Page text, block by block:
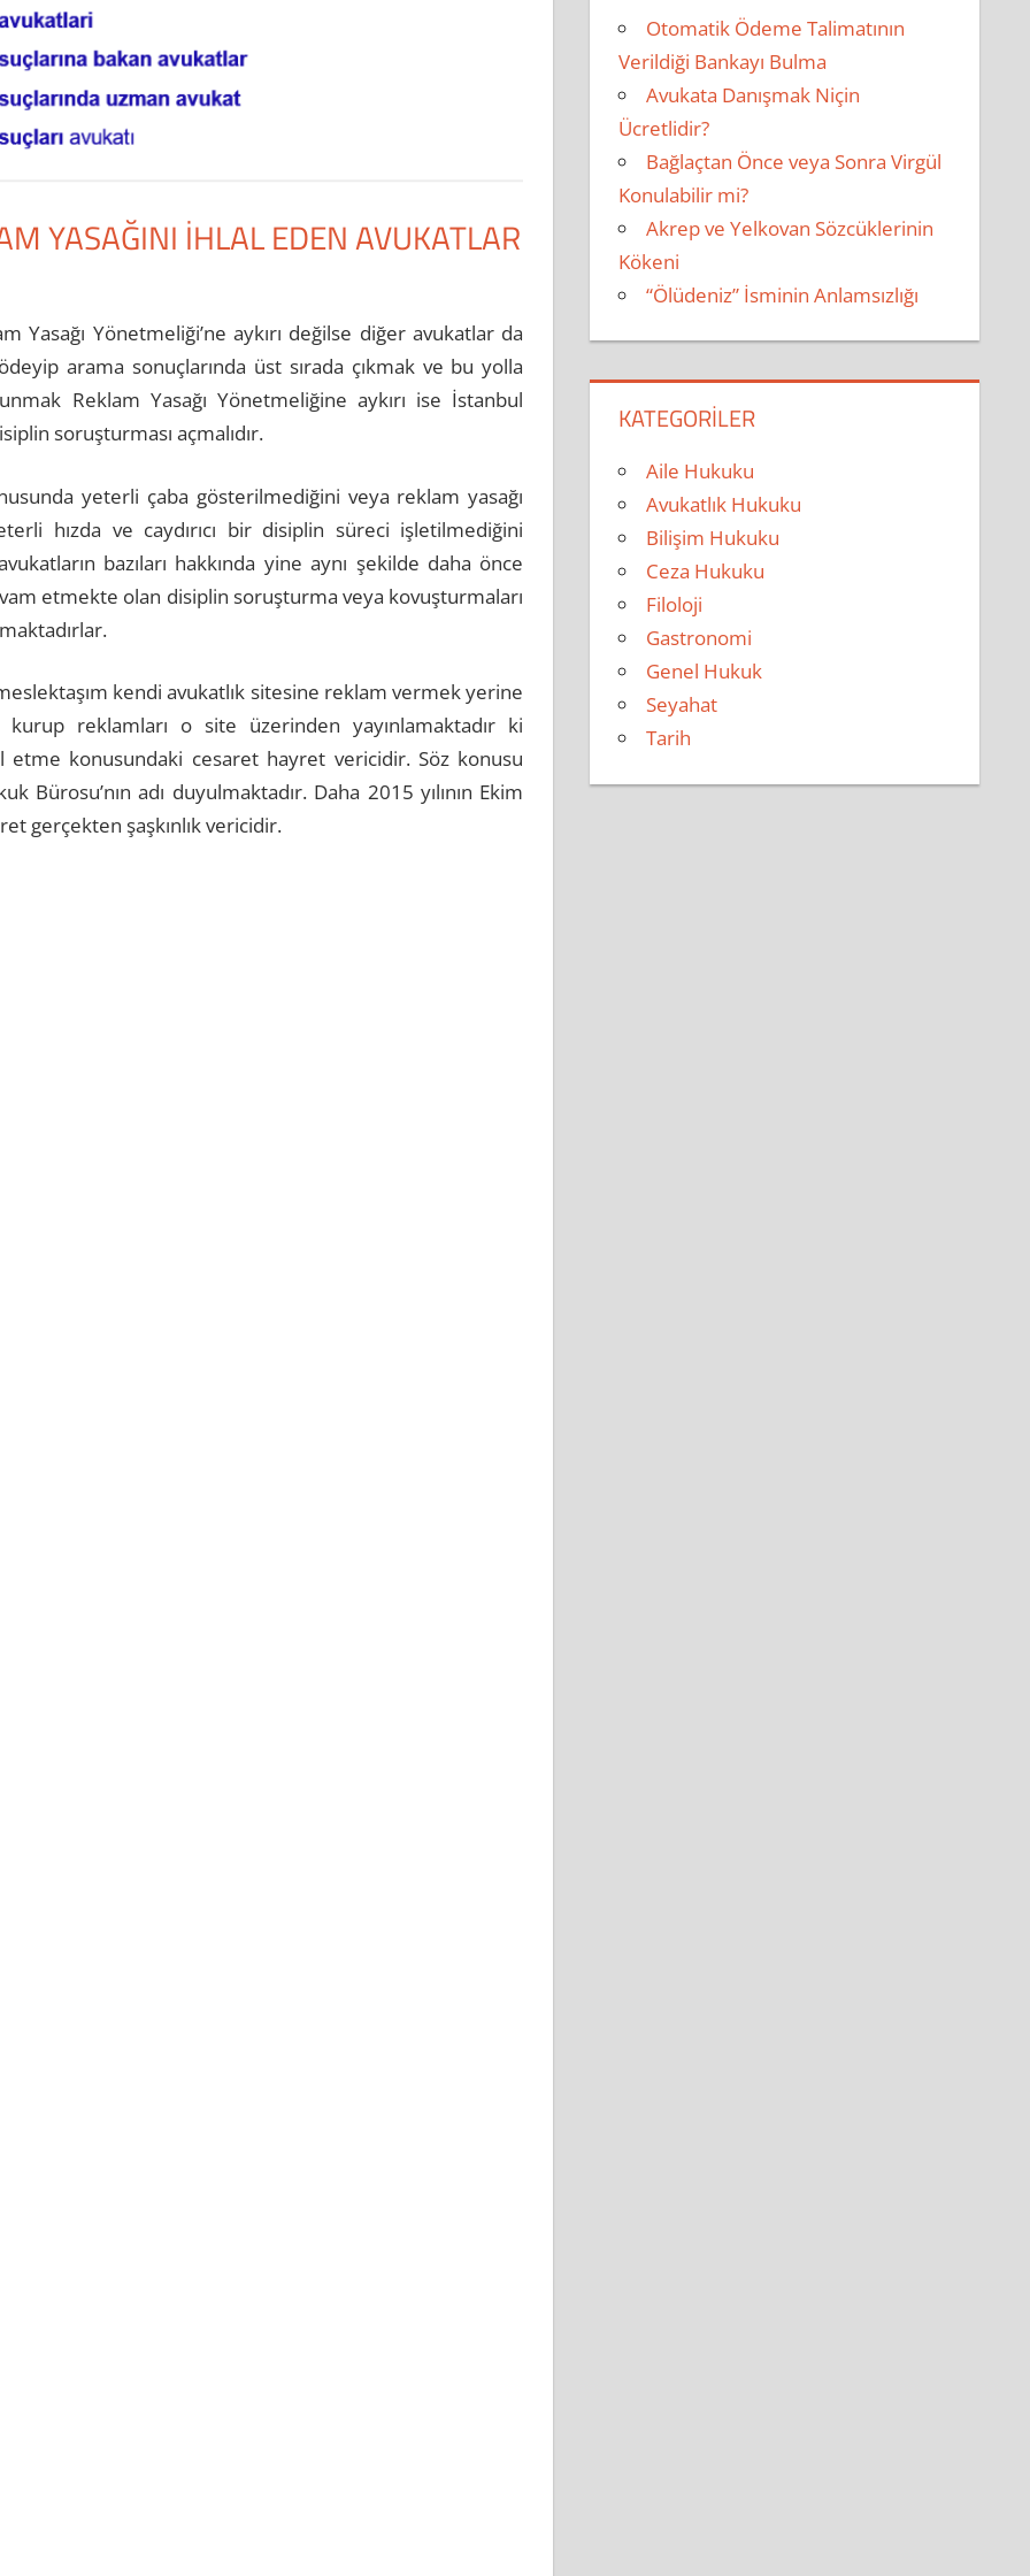
YASAĞINI İHLAL EDEN AVUKATLAR
Yönetmeliği’ne aykırı değilse diğer avukatlar da
arama sonuçlarında üst sırada çıkmak ve bu yolla
Reklam Yasağı Yönetmeliğine aykırı ise İstanbul
soruşturması açmalıdır.
yeterli çaba gösterilmediğini veya reklam yasağı
hızda ve caydırıcı bir disiplin süreci işletilmediğini
bazıları hakkında yine aynı şekilde daha önce
etmekte olan disiplin soruşturma veya kovuşturmaları
kendi avukatlık sitesine reklam vermek yerine
reklamları o site üzerinden yayınlamaktadır ki
konusundaki cesaret hayret vericidir. Söz konusu
Bürosu’nın adı duyulmaktadır. Daha 2015 yılının Ekim
gerçekten şaşkınlık vericidir.
Otomatik Ödeme Talimatının
Verildiği Bankayı Bulma
Avukata Danışmak Niçin
Ücretlidir?
Bağlaçtan Önce veya Sonra Virgül
Konulabilir mi?
Akrep ve Yelkovan Sözcüklerinin
Kökeni
“Ölüdeniz” İsminin Anlamsızlığı
KATEGORILER
Aile Hukuku
Avukatlık Hukuku
Bilişim Hukuku
Ceza Hukuku
Filoloji
Gastronomi
Genel Hukuk
Seyahat
Tarih